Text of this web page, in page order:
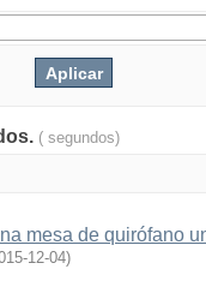
( segundos)
mesa de quirófano
12-04)